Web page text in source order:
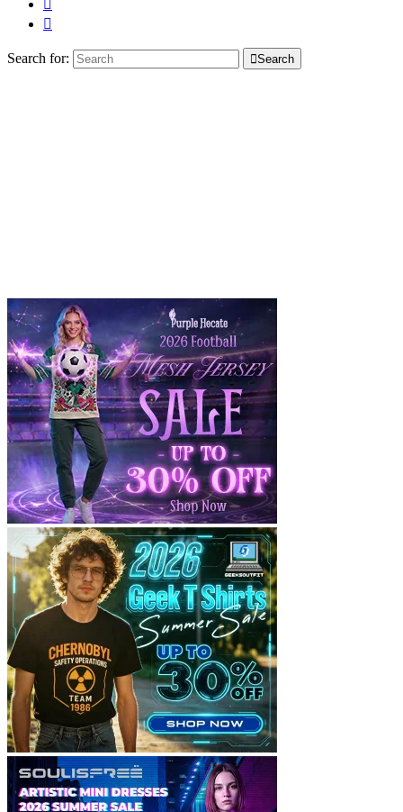
Search for: Search